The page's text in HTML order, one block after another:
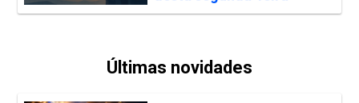
Últimas novidades